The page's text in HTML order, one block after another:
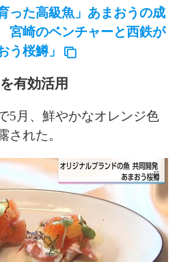
った高級魚」あまおうの成
崎のベンチャーと西鉄が
う桜鱒」
有効活用
5月、鮮やかなオレンジ色
された。